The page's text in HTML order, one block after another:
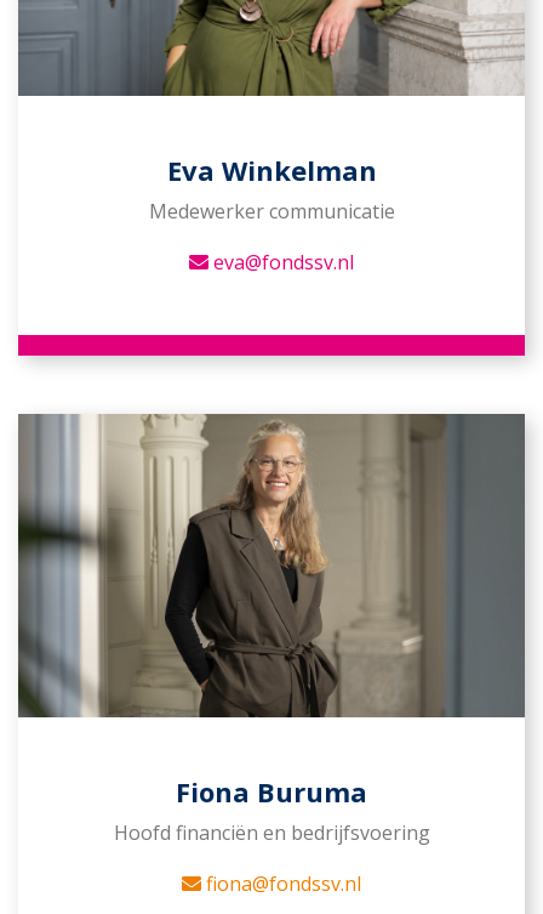
Eva Winkelman
Medewerker communicatie
eva@fondssv.nl
Fiona Buruma
Hoofd financiën en bedrijfsvoering
fiona@fondssv.nl